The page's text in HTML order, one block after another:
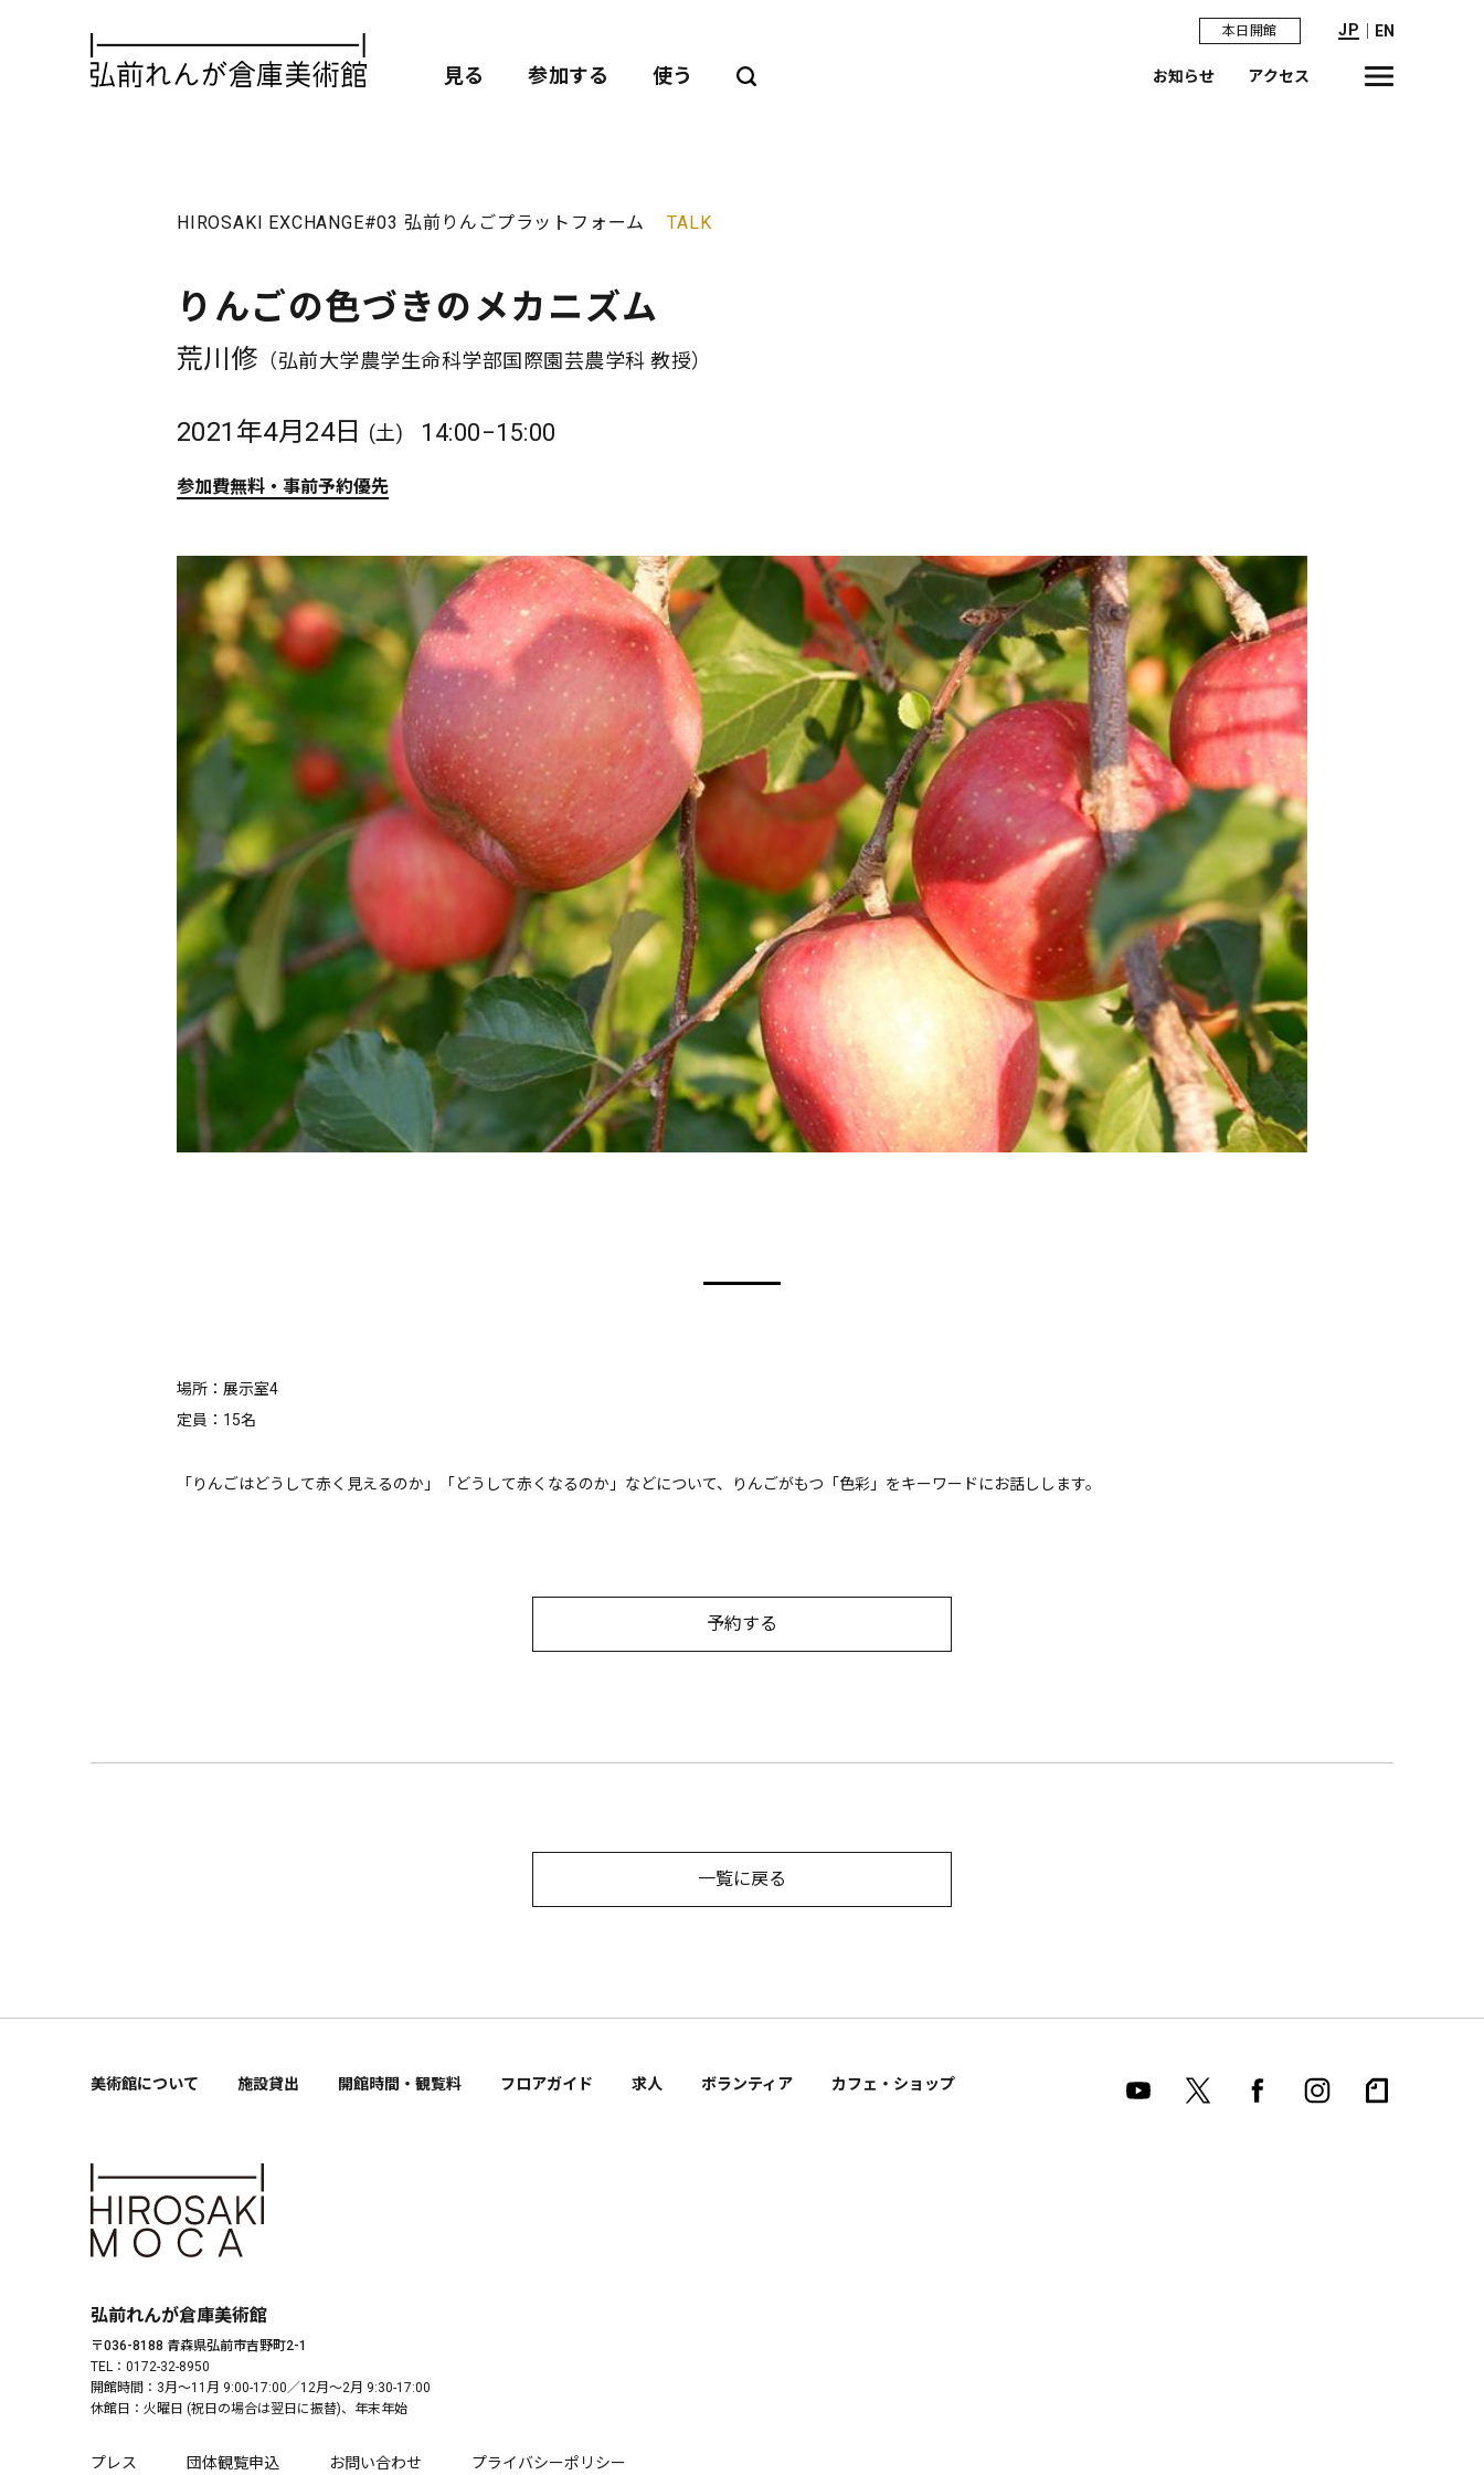
本日開館 JP EN
見る 参加する 使う お知らせ アクセス
HIROSAKI EXCHANGE#03 弘前りんごプラットフォーム TALK
りんごの色づきのメカニズム
荒川修 （弘前大学農学生命科学部国際園芸農学科 教授）
2021年4月24日 (土) 14:00−15:00
参加費無料・事前予約優先
場所：展示室4
定員：15名
「りんごはどうして赤く見えるのか」「どうして赤くなるのか」などについて、りんごがもつ「色彩」をキーワードにお話しします。
予約する
一覧に戻る
美術館について 施設貸出 開館時間・観覧料 フロアガイド 求人 ボランティア カフェ・ショップ
弘前れんが倉庫美術館
〒036-8188 青森県弘前市吉野町2-1
TEL：0172-32-8950
開館時間：3月〜11月 9:00-17:00／12月〜2月 9:30-17:00
休館日：火曜日 (祝日の場合は翌日に振替)、年末年始
プレス 団体観覧申込 お問い合わせ プライバシーポリシー